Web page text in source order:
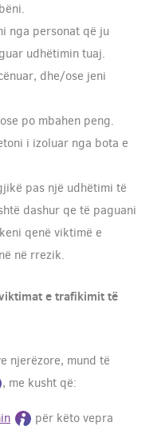
nga personat që ju
udhëtimin tuaj.
dhe/ose jeni
po mbahen peng.
i izoluar nga bota e
pas një udhëtimi të
dashur qe të paguani
qenë viktimë e
në rrezik.
e trafikimit të
njerëzore, mund të
, me kusht që:
për këto vepra